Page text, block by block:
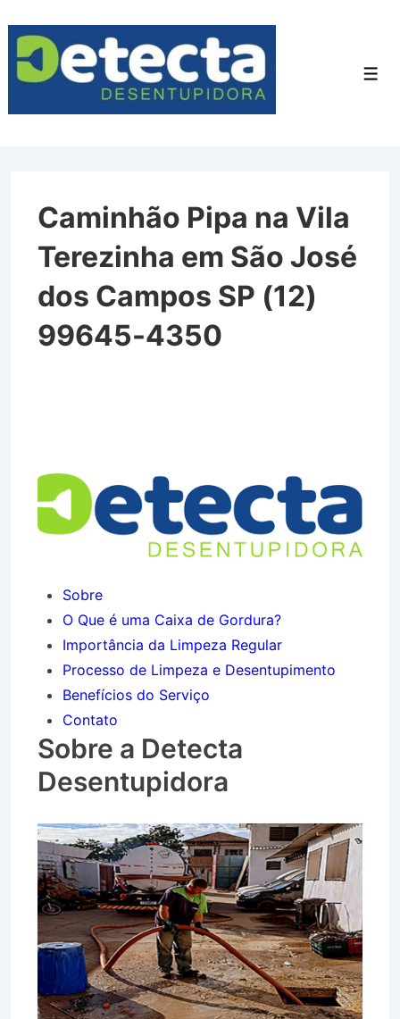
para
Conteúdo
Caminhão Pipa na Vila
Terezinha em São José
dos Campos SP (12)
99645-4350
Sobre
O Que é uma Caixa de Gordura?
Importância da Limpeza Regular
Processo de Limpeza e Desentupimento
Benefícios do Serviço
Contato
Sobre a Detecta
Desentupidora